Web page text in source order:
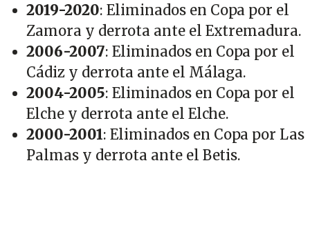
2019-2020: Eliminados en Copa por el
Zamora y derrota ante el Extremadura.
2006-2007: Eliminados en Copa por el
Cádiz y derrota ante el Málaga.
2004-2005: Eliminados en Copa por el
Elche y derrota ante el Elche.
2000-2001: Eliminados en Copa por Las
Palmas y derrota ante el Betis.